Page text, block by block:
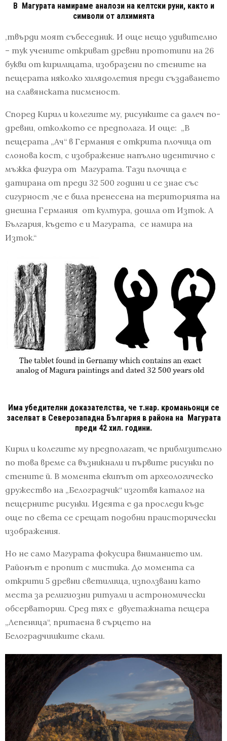
В Магурата намираме аналози на келтски руни, както и
символи от алхимията
,твърди моят събеседник. И още нещо удивително
– тук учените откриват древни прототипи на 26
букви от кирилицата, изобразени по стените на
пещерата няколко хилядолетия преди създаването
на славянската писменост.
Според Кирил и колегите му, рисунките са далеч по-
древни, отколкото се предполага. И още: „В
пещерата „Ач“ в Германия е открита плочица от
слонова кост, с изображение напълно идентично с
мъжка фигура от Магурата. Тази плочица е
датирана от преди 32 500 години и се знае със
сигурност ,че е била пренесена на територията на
днешна Германия от култура, дошла от Изток. А
България, където е и Магурата, се намира на
Изток.“
Има убедителни доказателства, че т.нар. кроманьонци се
заселват в Северозападна България в района на Магурата
преди 42 хил. години.
Кирил и колегите му предполагат, че приблизително
по това време са възникнали и първите рисунки по
стените й. В момента екипът от археологическо
дружество на „Белоградчик“ изготвя каталог на
пещерните рисунки. Идеята е да проследи къде
още по света се срещат подобни праисторически
изображения.
Но не само Магурата фокусира вниманието им.
Районът е пропит с мистика. До момента са
открити 5 древни светилища, използвани като
места за религиозни ритуали и астрономически
обсерватории. Сред тях е двуетажната пещера
„Лепеница“, притаена в сърцето на
Белоградчишките скали.